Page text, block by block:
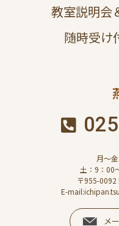
教室説明会
随時受け
月～
土：9：00
〒955-0092
E-
メ